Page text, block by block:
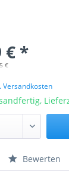
€ *
€
Versandkosten
Bewerten